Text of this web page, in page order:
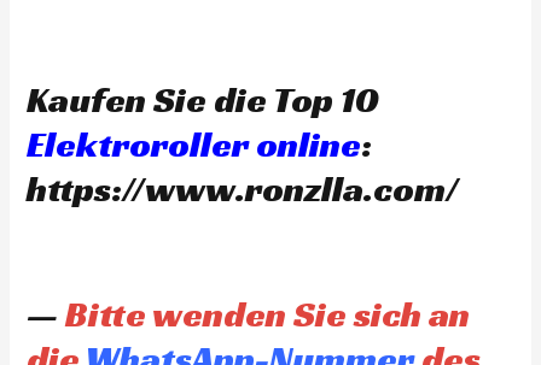
Kaufen Sie die Top 10
Elektroroller online:
https://www.ronzlla.com/
—Bitte wenden Sie sich an